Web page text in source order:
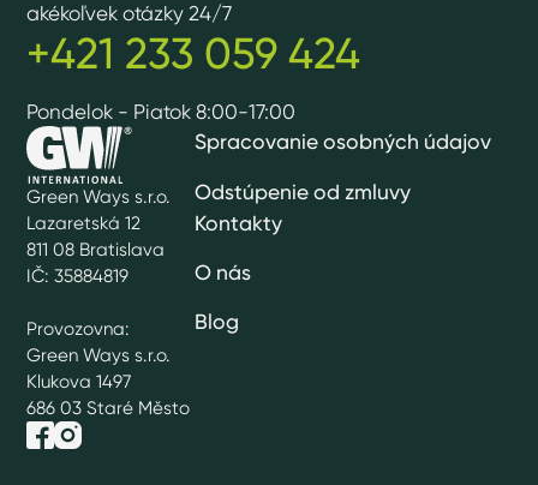
Green Ways s.r.o.
Lazaretská 12
811 08 Bratislava
IČ: 35884819
Provozovna:
Green Ways s.r.o.
Klukova 1497
686 03 Staré Město
Spracovanie osobných údajov
Odstúpenie od zmluvy
Kontakty
O nás
Blog
akékoľvek otázky 24/7
+421 233 059 424
Pondelok - Piatok 8:00-17:00